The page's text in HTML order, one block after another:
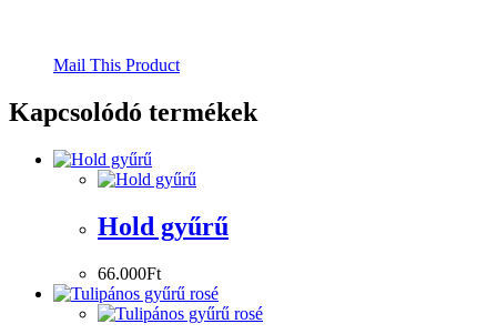
Mail This Product
Kapcsolódó termékek
Hold gyűrű
66.000Ft